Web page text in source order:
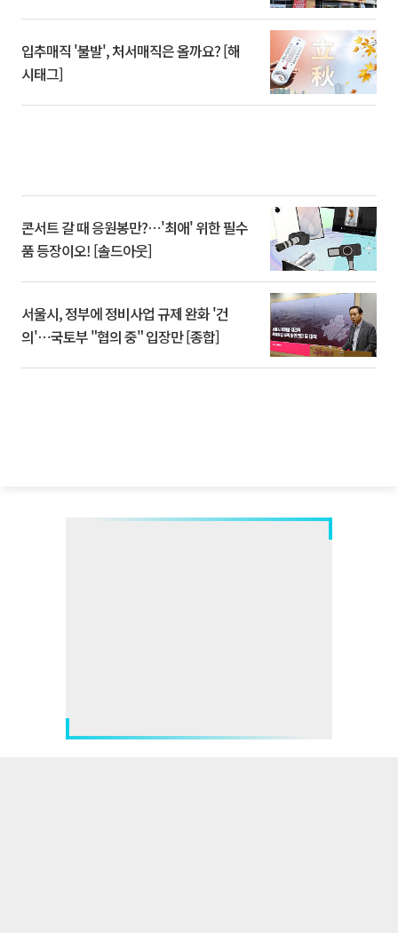
입추매직 '불발', 처서매직은 올까요? [해
시태그]
콘서트 갈 때 응원봉만?⋯'최애' 위한 필수
품 등장이오! [솔드아웃]
서울시, 정부에 정비사업 규제 완화 '건
의'⋯국토부 "협의 중" 입장만 [종합]